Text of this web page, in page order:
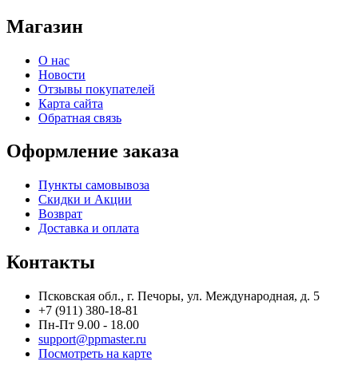
Магазин
О нас
Новости
Отзывы покупателей
Карта сайта
Обратная связь
Оформление заказа
Пункты самовывоза
Скидки и Акции
Возврат
Доставка и оплата
Контакты
Псковская обл., г. Печоры, ул. Международная, д. 5
+7 (911) 380-18-81
Пн-Пт 9.00 - 18.00
support@ppmaster.ru
Посмотреть на карте